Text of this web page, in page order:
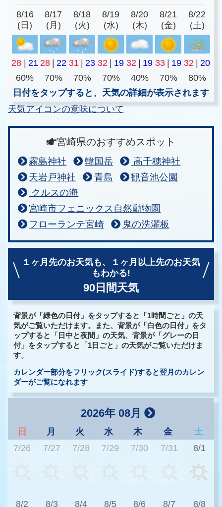
8/16
(日)
8/17
(月)
8/18
(火)
8/19
(水)
8/20
(木)
8/21
(金)
8/22
(土)
28 | 21 28 | 22 31 | 23 32 | 19 32 | 19 33 | 19 32 | 20
60%
70% 70% 70% 40% 70%
80%
日付をタップすると、天気の詳細が表示されます
天気アイコンの意味について
宮崎県のおすすめスポット
霧島神社 韓国岳
高千穂神社
天岩戸神社
青島
観音池公園
クルスの海
宮崎市フェニックス自然動物園
フローランテ宮崎
鬼の洗濯板
１ヶ月先のお天気も、
１ヶ月以上先のお天気
もわかる!
90日間天気
背景が「緑色の日付」をタップすると「1時間ごと」の天
気がご覧いただけます。また、背景が「白色の日付」をタ
ップすると「日中と夜間」の天気、背景が「グレーの日
付」をタップすると「1日ごと」の天気がご覧いただけま
す。
カレンダー部分をフリック(スライド)すると翌月のカレン
ダーがご覧になれます
2026年 08月
日 月 火 水 木 金
土
7/26
7/27 7/28 7/29 7/30 7/31 8/1
8/2 8/3 8/4 8/5 8/6 8/7 8/8